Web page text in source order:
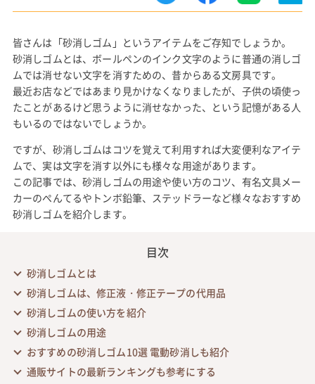
皆さんは「砂消しゴム」というアイテムをご存知でしょうか。
砂消しゴムとは、ボールペンのインク文字のように普通の消しゴ
ムでは消せない文字を消すための、昔からある文房具です。
最近お店などではあまり見かけなくなりましたが、子供の頃使っ
たことがあるけど思うように消せなかった、という記憶がある人
もいるのではないでしょうか。
ですが、砂消しゴムはコツを覚えて利用すれば大変便利なアイテ
ムで、実は文字を消す以外にも様々な用途があります。
この記事では、砂消しゴムの用途や使い方のコツ、有名文具メー
カーのぺんてるやトンボ鉛筆、ステッドラーなど様々なおすすめ
砂消しゴムを紹介します。
目次
砂消しゴムとは
砂消しゴムは、修正液・修正テープの代用品
砂消しゴムの使い方を紹介
砂消しゴムの用途
おすすめの砂消しゴム10選 電動砂消しも紹介
通販サイトの最新ランキングも参考にする